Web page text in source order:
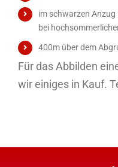
im schwarzen
bei
400m über dem
Für das Abbilden
wir einiges in Kauf.